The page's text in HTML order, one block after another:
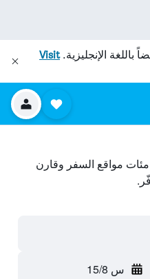
باللغة الإنجليزية.Visit
مواقع السفر وقارن
س 15/8